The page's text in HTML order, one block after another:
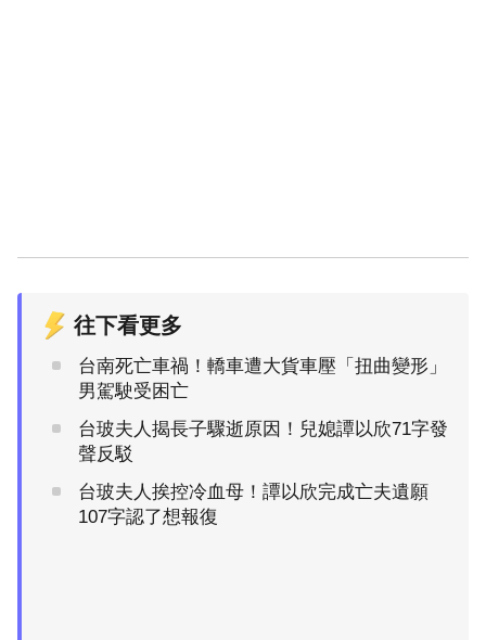
往下看更多
台南死亡車禍！轎車遭大貨車壓「扭曲變形」
男駕駛受困亡
台玻夫人揭長子驟逝原因！兒媳譚以欣71字發
聲反駁
台玻夫人挨控冷血母！譚以欣完成亡夫遺願
107字認了想報復